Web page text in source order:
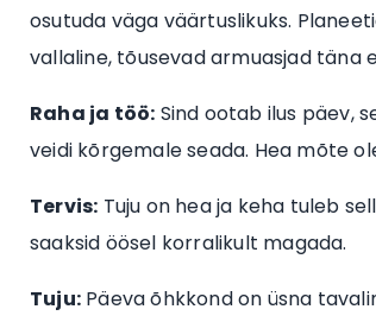
osutuda väga väärtuslikuks.
vallaline, tõusevad armuasjad täna
Raha ja töö: Sind ootab ilus päev,
veidi kõrgemale seada. Hea mõte
Tervis: Tuju on hea ja keha tuleb
saaksid öösel korralikult magada.
Tuju: Päeva õhkkond on üsna